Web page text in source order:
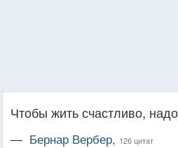
Чтобы жить счастливо,
— Бернар Вербер, 126 цитат